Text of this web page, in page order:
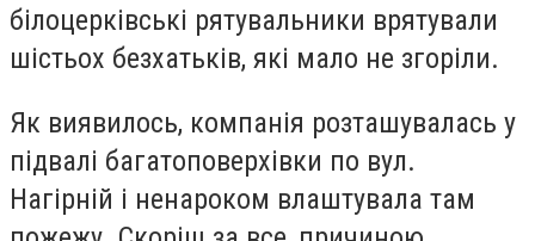
білоцерківські рятувальники врятували
шістьох безхатьків, які мало не згоріли.
Як виявилось, компанія розташувалась у
підвалі багатоповерхівки по вул.
Нагірній і ненароком влаштувала там